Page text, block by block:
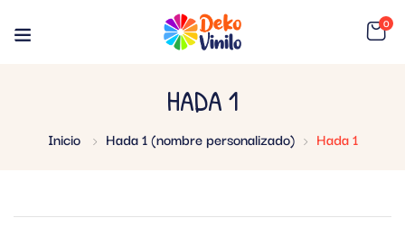
0
HADA 1
Inicio Hada 1 (nombre personalizado) Hada 1